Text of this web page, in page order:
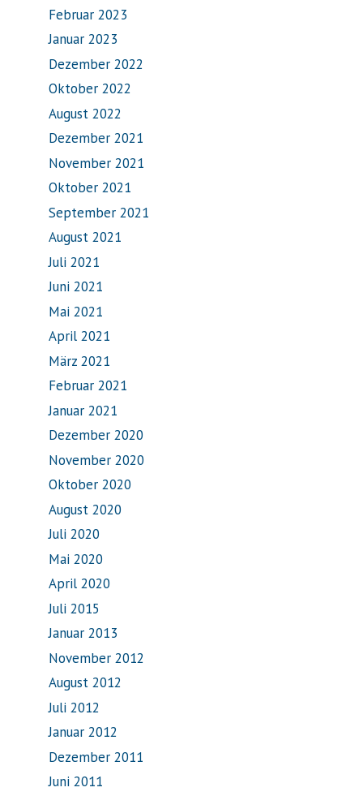
Februar 2023
Januar 2023
Dezember 2022
Oktober 2022
August 2022
Dezember 2021
November 2021
Oktober 2021
September 2021
August 2021
Juli 2021
Juni 2021
Mai 2021
April 2021
März 2021
Februar 2021
Januar 2021
Dezember 2020
November 2020
Oktober 2020
August 2020
Juli 2020
Mai 2020
April 2020
Juli 2015
Januar 2013
November 2012
August 2012
Juli 2012
Januar 2012
Dezember 2011
Juni 2011